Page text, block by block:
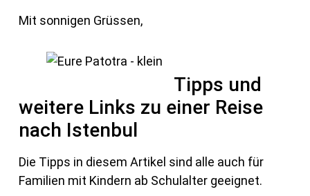
Mit sonnigen Grüssen,
Tipps und
weitere Links zu einer Reise
nach Istenbul
Die Tipps in diesem Artikel sind alle auch für
Familien mit Kindern ab Schulalter geeignet.